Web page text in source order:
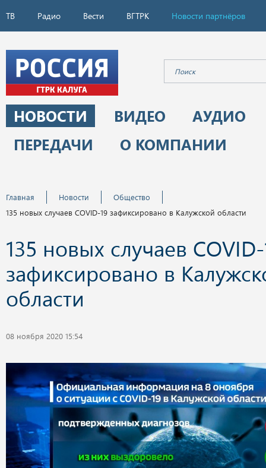
ТВ Радио Вести ВГТРК Новости партнёров
НОВОСТИ ВИДЕО
АУДИО
ПЕРЕДАЧИ
О КОМПАНИИ
Главная Новости
Общество
135 новых случаев COVID-19 зафиксировано в Калужской области
135 новых случаев
зафиксировано в
области
08 ноября 2020 15:54